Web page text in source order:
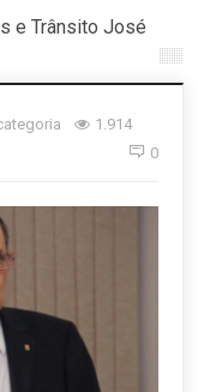
e Trânsito José
1.914
0